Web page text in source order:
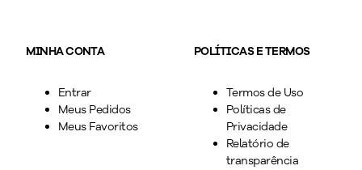
MINHA CONTA
Entrar
Meus Pedidos
Meus Favoritos
POLÍTICAS E TERMOS
Termos de Uso
Políticas de
Privacidade
Relatório de
transparência